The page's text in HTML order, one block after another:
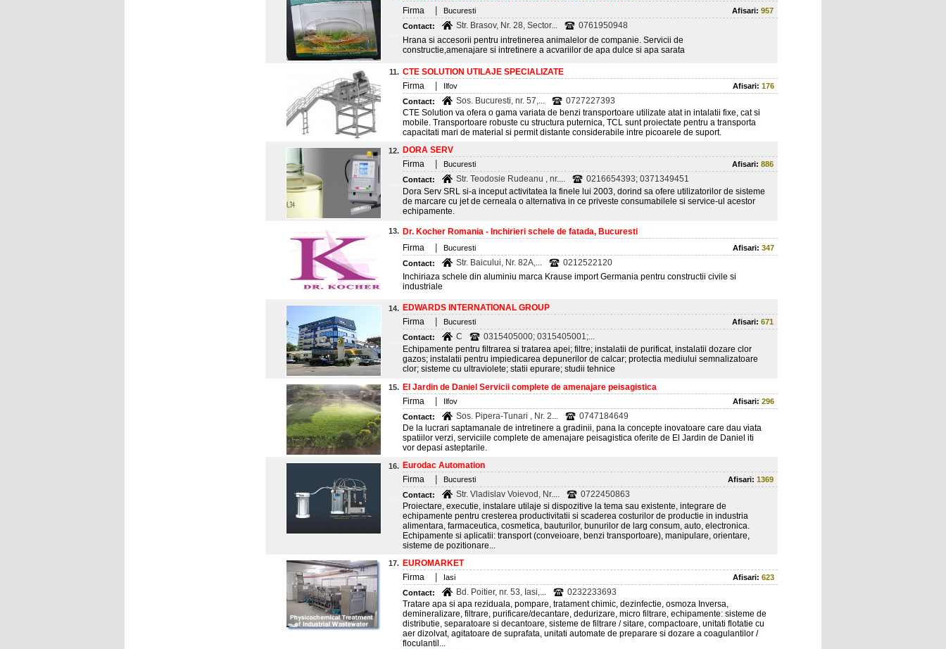
Firma
Bucuresti Afisari: 957
Contact:
Str. Brasov, Nr. 28, Sector...
0761950948
Hrana si accesorii pentru intretinerea animalelor de companie. Servicii de
constructie,amenajare si intretinere a acvariilor de apa dulce si apa sarata
11. CTE SOLUTION UTILAJE SPECIALIZATE
Firma
Ilfov Afisari: 176
Contact:
Sos. Bucuresti, nr. 57,...
0727227393
CTE Solution va ofera o gama variata de benzi transportoare utilizate atat in intalatii fixe, cat si
mobile. Transportoare robuste cu structura puternica, TCL sunt proiectate pentru a transporta
capacitati mari de material si permit distante considerabile intre picoarele de suport.
12. DORA SERV
Firma
Bucuresti Afisari: 886
Contact:
Str. Teodosie Rudeanu , nr....
0216654393; 0371349451
Dora Serv SRL si-a inceput activitatea la finele lui 2003, dorind sa ofere utilizatorilor de sisteme
de marcare cu jet de cerneala o alternativa in ce priveste consumabilele si service-ul acestor
echipamente.
13. Dr. Kocher Romania - Inchirieri schele de fatada, Bucuresti
Firma
Bucuresti Afisari: 347
Contact:
Str. Baicului, Nr. 82A,...
0212522120
Inchiriaza schele din aluminiu marca Krause import Germania pentru constructii civile si
industriale
14. EDWARDS INTERNATIONAL GROUP
Firma
Bucuresti Afisari: 671
Contact:
C
0315405000; 0315405001;...
Echipamente pentru filtrarea si tratarea apei; filtre; instalatii de purificat, instalatii dozare clor
gazos; instalatii pentru impiedicarea depunerilor de calcar; protectia mediului semnalizatoare
clor; sisteme cu ultraviolete; statii epurare; studii tehnice
15. El Jardin de Daniel Servicii complete de amenajare peisagistica
Firma
Ilfov Afisari: 296
Contact:
Sos. Pipera-Tunari , Nr. 2...
0747184649
De la lucrari saptamanale de intretinere a gradinii, pana la concepte inovatoare care dau viata
spatiilor verzi, serviciile complete de amenajare peisagistica oferite de El Jardin de Daniel iti
vor depasi asteptarile.
16. Eurodac Automation
Firma
Bucuresti Afisari: 1369
Contact:
Str. Vladislav Voievod, Nr....
0722450863
Proiectare, executie, instalare utilaje si dispozitive la tema sau existente, integrare de
echipamente pentru cresterea productivitatii si scaderea costurilor de productie in industria
alimentara, farmaceutica, cosmetica, bauturilor, bunurilor de larg consum, auto, electronica.
Echipamente si aplicatii: transport (conveioare, benzi transportoare), manipulare, orientare,
sisteme de pozitionare...
17. EUROMARKET
Firma
Iasi Afisari: 623
Contact:
Bd. Poitier, nr. 53, Iasi,...
0232233693
Tratare apa si apa reziduala, pompare, tratament chimic, dezinfectie, osmoza Inversa,
demineralizare, filtrare, purificare/decantare, dedurizare, micro filtrare, echipamente: sisteme de
distributie, separatoare si decantoare, sisteme de filtrare / sitare, compactoare, unitati flotatie cu
aer dizolvat, agitatoare de suprafata, unitati automate de preparare si dozare a coagulantilor /
floculantil...